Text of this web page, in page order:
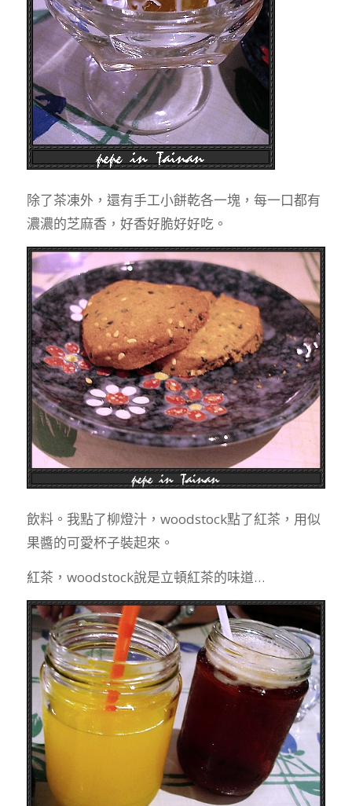
除了茶凍外，還有手工小餅乾各一塊，每一口都有
濃濃的芝麻香，好香好脆好好吃。
飲料。我點了柳燈汁，woodstock點了紅茶，用似
果醬的可愛杯子裝起來。
紅茶，woodstock說是立頓紅茶的味道…